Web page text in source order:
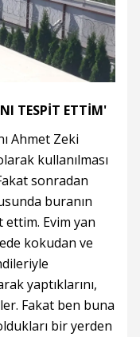
TESPİT ETTİM'
Ahmet Zeki
kullanılması
sonradan
buranın
ettim. Evim yan
kokudan ve
yaptıklarını,
Fakat ben buna
bir yerden